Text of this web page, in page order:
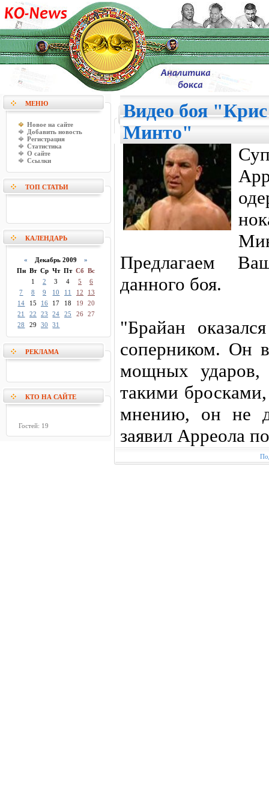
МЕНЮ
Новое на сайте
Добавить новость
Регистрация
Статистика
О сайте
Ссылки
ТОП СТАТЬИ
КАЛЕНДАРЬ
« Декабрь 2009 »
Пн Вт Ср Чт Пт Сб Вс
1
2 3 4 5
6
7
8 9 10 11 12
13
14
15 16 17 18 19
20
21
22 23 24 25 26 27
28
29 30 31
РЕКЛАМА
КТО НА САЙТЕ
Гостей: 19
Видео боя
Минто"
Предлагаем
данного боя.
"Брайан
соперником. Он
мощных
такими
мнению, он не
заявил Арреола